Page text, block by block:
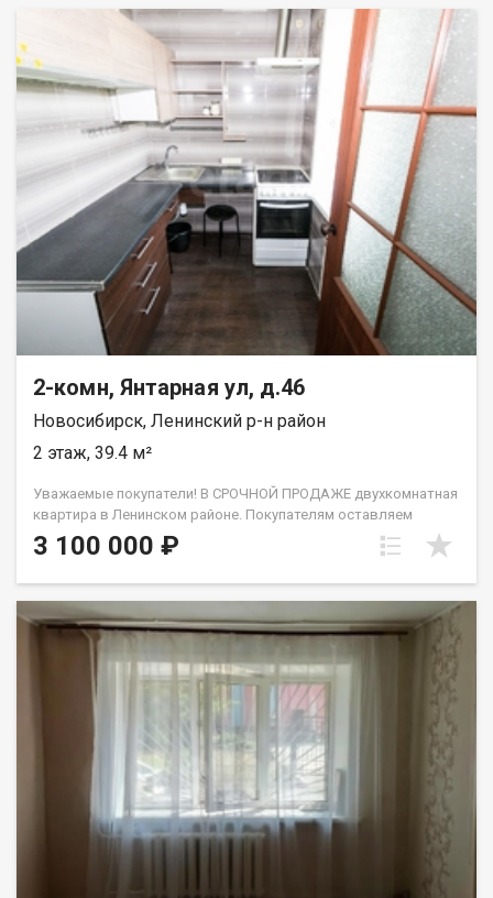
функциональная кухонная зона, совмещенная с гостиной. В
квартире выполнен качественный современный ремонт,
установлена новая кухня, вся необходимая мебель и бытовая
техника, включая двухкамерный холодильник и даже
электрокамин с реалистичной имитацией пламени. Широкий
деревянный подоконник у большого окна, выходящего в
тихий двор с детской площадкой. Санузел оборудован
полноразмерной ванной. Важной особенностью является
фиксированный платеж за электроэнергию и горячую воду
без ограничений по расходу!!! Дом обладает отличной
транспортной доступностью: в шаговой доступности
остановка общественного транспорта с маршрутами через
Димитровский мост, что позволяет добраться до
железнодорожного вокзала за 10 минут, до станции метро
«Площадь Маркса» за 5 минут и до аэропорта Толмачево
примерно за 20 минут. Во дворе обеспечена удобная
парковка. Код пользователя: 193546 Номер в базе: 10391601
2-комн, Янтарная ул, д.46
Новосибирск, Ленинский р-н район
2 этаж, 39.4 м²
Уважаемые покупатели! В СРОЧНОЙ ПРОДАЖЕ двухкомнатная
квартира в Ленинском районе. Покупателям оставляем
кухонный гарнитур, прихожую, шкаф для одежды. Ключевым
преимуществом является развитая инфраструктура района в
доступности расположены Школа №67, Вторая
Новосибирская гимназия и три детских сада, что делает
локацию идеальной для семей с детьми. Повседневные
потребности легко удовлетворить благодаря близости
Ленинского рынка, множества магазинов и пунктов выдачи
заказов. Остановка общественного транспорта находится
рядом с домом, обеспечивая быструю логистику по городу.
На пл. Маркса можно оказаться всего за 5-10 минут на
автомобиле или общественном транспорте. Квартира без
обременений. Быстрый выход на сделку, ключи в день
подписания договора! Приглашаем на просмотр! Код
пользователя: 220466 Номер в базе: 13348996
3 100 000 ₽